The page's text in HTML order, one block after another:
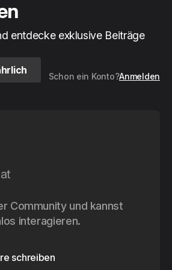
entdecke exklusive Beiträge
Schon ein Konto?Anmelden
Community und kannst
interagieren.
schreiben